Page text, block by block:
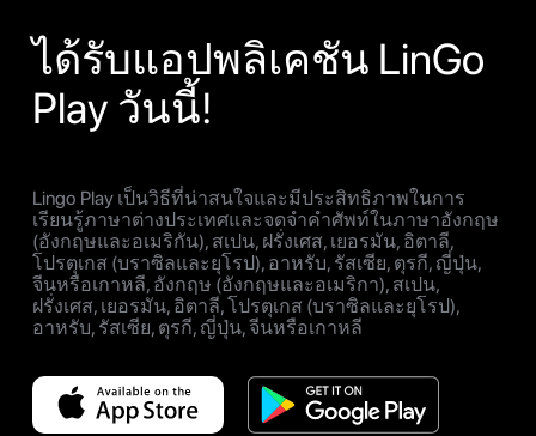
ได้รับแอปพลิเคชัน LinGo
Play วันนี้!
Lingo Play เป็นวิธีที่น่าสนใจและมีประสิทธิภาพในการ
เรียนรู้ภาษาต่างประเทศและจดจำคำศัพท์ในภาษาอังกฤษ
(อังกฤษและอเมริกัน), สเปน, ฝรั่งเศส, เยอรมัน, อิตาลี,
โปรตุเกส (บราซิลและยุโรป), อาหรับ, รัสเซีย, ตุรกี, ญี่ปุ่น,
จีนหรือเกาหลี, อังกฤษ (อังกฤษและอเมริกา), สเปน,
ฝรั่งเศส, เยอรมัน, อิตาลี, โปรตุเกส (บราซิลและยุโรป),
อาหรับ, รัสเซีย, ตุรกี, ญี่ปุ่น, จีนหรือเกาหลี